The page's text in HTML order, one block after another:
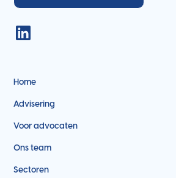
Home
Advisering
Voor advocaten
Ons team
Sectoren